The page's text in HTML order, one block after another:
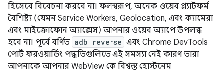
হিসেবে বিবেচনা করবে না। ফলস্বরূপ, অনেক ওয়েব প্ল্যাটফর্ম
বৈশিষ্ট্য (যেমন Service Workers, Geolocation, এবং ক্যামেরা
এবং মাইক্রোফোন অ্যাক্সেস) আপনার ওয়েব অ্যাপে উপলব্ধ
হবে না। পূর্বে বর্ণিত adb reverse এবং Chrome DevTools
পোর্ট ফরওয়ার্ডিং পদ্ধতিগুলিতে এই সমস্যা নেই কারণ তারা
আপনাকে আপনার WebView কে বিশ্বস্ত হোস্টনেম